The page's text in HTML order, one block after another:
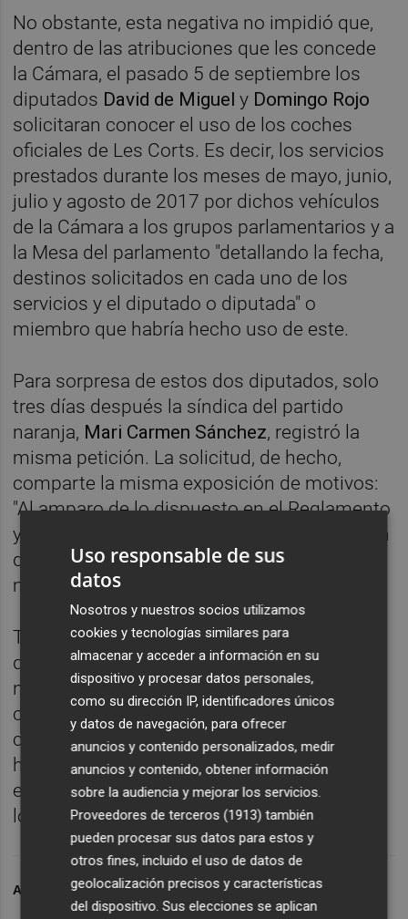
No obstante, esta negativa no impidió que,
dentro de las atribuciones que les concede
la Cámara, el pasado 5 de septiembre los
diputados David de Miguel y Domingo Rojo
solicitaran conocer el uso de los coches
oficiales de Les Corts. Es decir, los servicios
prestados durante los meses de mayo, junio,
julio y agosto de 2017 por dichos vehículos
de la Cámara a los grupos parlamentarios y a
la Mesa del parlamento "detallando la fecha,
destinos solicitados en cada uno de los
servicios y el diputado o diputada" o
miembro que habría hecho uso de este.
Para sorpresa de estos dos diputados, solo
tres días después la síndica del partido
naranja, Mari Carmen Sánchez, registró la
misma petición. La solicitud, de hecho,
comparte la misma exposición de motivos:
"Al amparo de lo dispuesto en el Reglamento
y en aras de la transparencia en la utilización
de los recursos públicos de Les Corts..." y la
mayor parte del cuerpo de la petición.
Tan solo difiere en un detalle: Ciudadanos
quiere la información de toda la legislatura,
no quiere que esta se limite a los últimos
cuatro meses. Su intención, por tanto, es
conocer si sus antiguos compañeros
hicieron uso de estos vehículos cuando aún
estaban en el grupo. La batalla entre los ex y
los naranja sigue viva.
ARCHIVADO EN CIUDADANOS
Uso responsable de sus
datos
Nosotros y nuestros socios utilizamos
cookies y tecnologías similares para
almacenar y acceder a información en su
dispositivo y procesar datos personales,
como su dirección IP, identificadores únicos
y datos de navegación, para ofrecer
anuncios y contenido personalizados, medir
anuncios y contenido, obtener información
sobre la audiencia y mejorar los servicios.
Proveedores de terceros (1913) también
pueden procesar sus datos para estos y
otros fines, incluido el uso de datos de
geolocalización precisos y características
del dispositivo. Sus elecciones se aplican